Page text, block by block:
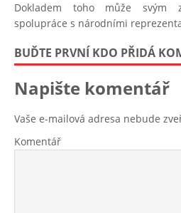
Dokladem toho může svým
spolupráce s národními
BUĎTE PRVNÍ KDO PŘIDÁ
Napište komentář
Vaše e-mailová adresa nebude
Komentář